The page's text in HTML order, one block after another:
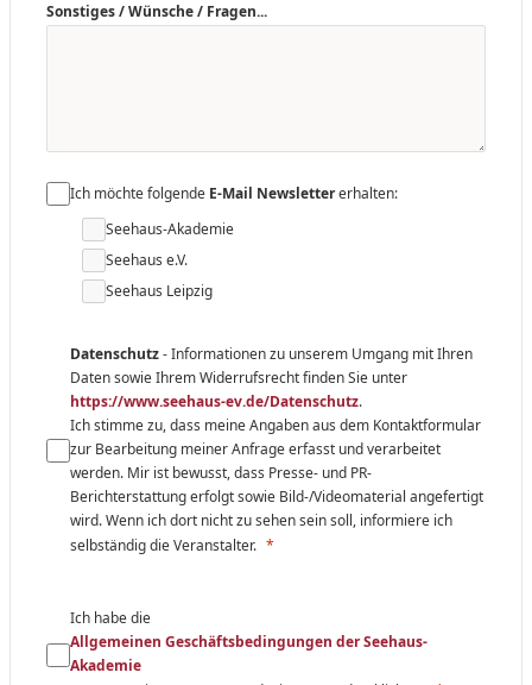
Sonstiges / Wünsche / Fragen...
Ich möchte folgende E-Mail Newslettererhalten:
Seehaus-Akademie
Seehaus e.V.
Seehaus Leipzig
Datenschutz- Informationen zu unserem Umgang mit Ihren
Daten sowie Ihrem Widerrufsrecht finden Sie unter
https://www.seehaus-ev.de/Datenschutz.
Ich stimme zu, dass meine Angaben aus dem Kontaktformular
zur Bearbeitung meiner Anfrage erfasst und verarbeitet
werden. Mir ist bewusst, dass Presse- und PR-
Berichterstattung erfolgt sowie Bild-/Videomaterial angefertigt
wird. Wenn ich dort nicht zu sehen sein soll, informiere ich
selbständig die Veranstalter.
Ich habe die
Allgemeinen Geschäftsbedingungen der Seehaus-
Akademie